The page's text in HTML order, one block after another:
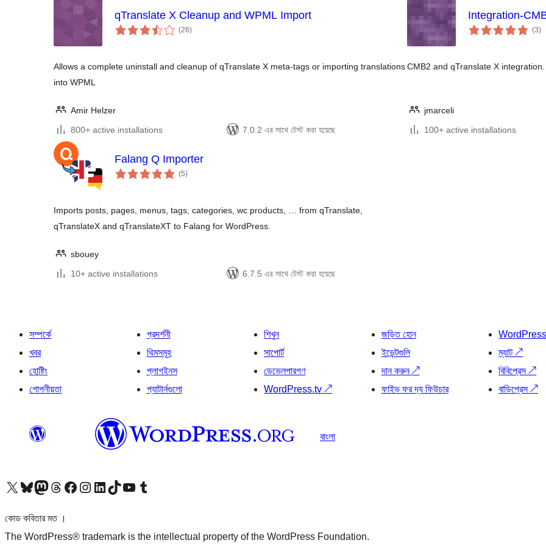
qTranslate X Cleanup and WPML Import
(26total
ratings
)
Allows a complete uninstall and cleanup of qTranslate X meta-tags or importing translations
into WPML
Amir Helzer
800+ active installations
7.0.2 এর সাথে টেস্ট করা হয়েছে
Integration-
(3)
CMB2 and qTranslate X integration.
jmarceli
100+ active installations
Falang Q Importer
(5total
ratings
)
Imports posts, pages, menus, tags, categories, wc products, … from qTranslate,
qTranslateX and qTranslateXT to Falang for WordPress.
sbouey
10+ active installations
6.7.5 এর সাথে টেস্ট করা হয়েছে
সম্পর্কে
খবর
হোষ্টিং
গোপনীয়তা
প্রদর্শনী
থিমসমূহ
প্লাগইনস
প্যাটার্নগুলো
শিখুন
সাপোর্ট
ডেভেলপারগণ
WordPress.tv↗
জড়িত হোন
ইভেন্টগুলি
দান করুন↗
ফাইভ ফর দ্য ফিউচার
ম্যাট↗
বিবিপ্রেস↗
বাডিপ্রেস↗
বাংলা
আমাদের X (আগের টুইটার) অ্যাকাউন্টে যানআমাদের Bluesky অ্যাকাউন্টটি দেখুনআমাদের মাস্টোডন অ্যাকাউন্টটি দেখুনআমাদের থ্রেডস অ্যাকাউন্টটি দেখুনআমাদের ফেসবুক পেজ দেখুনআমাদের ইন্সটাগ্রাম অ্যাকাউন্ট দেখুনআমাদের লিঙ্কডইন অ্যাকাউন্টে যানআমাদের TikTok অ্যাকাউন্টটি দেখুনআমাদের ইউটিউব চ্যানেলে যান আমাদের টাম্বলার অ্যাকাউন্ট দেখুন
কোড কবিতার মত ।
The WordPress® trademark is the intellectual property of the WordPress Foundation.